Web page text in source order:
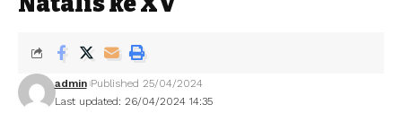
Last updated: 26/04/2024 14:35
admin Published 25/04/2024